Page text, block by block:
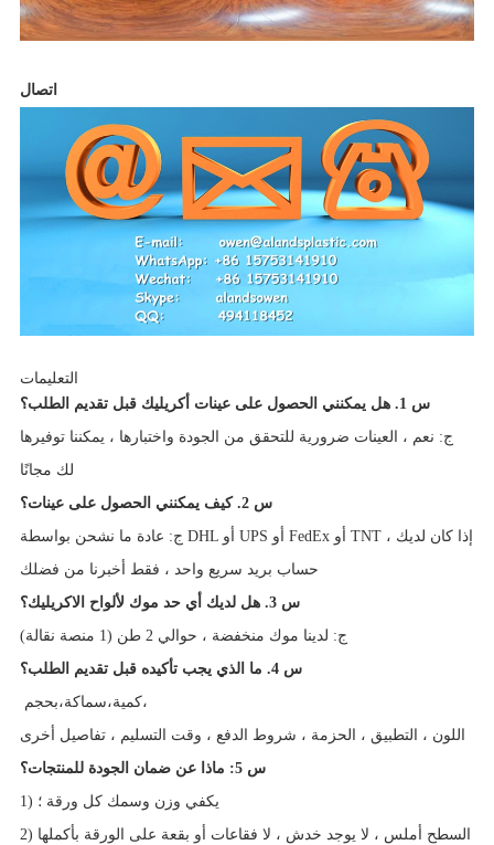
اتصال
التعليمات
س 1. هل يمكنني الحصول على عينات أكريليك قبل تقديم الطلب؟
ج: نعم ، العينات ضرورية للتحقق من الجودة واختبارها ، يمكننا توفيرها
لك مجانًا
س 2. كيف يمكنني الحصول على عينات؟
ج: عادة ما نشحن بواسطة DHL أو UPS أو FedEx أو TNT ، إذا كان لديك
حساب بريد سريع واحد ، فقط أخبرنا من فضلك
س 3. هل لديك أي حد موك لألواح الاكريليك؟
ج: لدينا موك منخفضة ، حوالي 2 طن (1 منصة نقالة)
س 4. ما الذي يجب تأكيده قبل تقديم الطلب؟
بحجم،
سماكة،
كمية،
اللون ، التطبيق ، الحزمة ، شروط الدفع ، وقت التسليم ، تفاصيل أخرى
س 5: ماذا عن ضمان الجودة للمنتجات؟
2) السطح أملس ، لا يوجد خدش ، لا فقاعات أو بقعة على الورقة بأكملها